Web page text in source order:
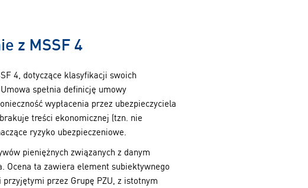
z MSSF 4
4, dotyczące klasyfikacji swoich
spełnia definicję umowy
wypłacenia przez ubezpieczyciela
treści ekonomicznej (tzn. nie
ryzyko ubezpieczeniowe.
pieniężnych związanych z danym
Ocena ta zawiera element subiektywnego
przez Grupę PZU, z istotnym